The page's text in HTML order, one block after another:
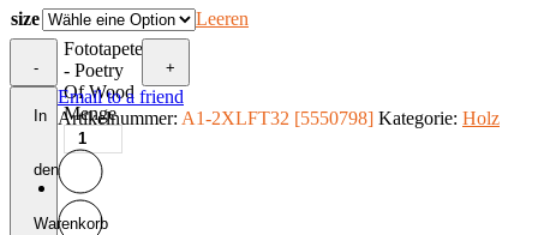
size Leeren
-
Fototapete
- Poetry
Of Wood
Menge
+
In
den
Warenkorb
Email to a friend
Artikelnummer: A1-2XLFT32 [5550798] Kategorie: Holz